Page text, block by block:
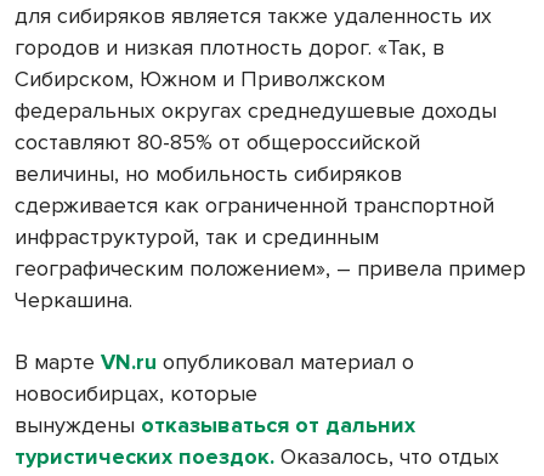
для сибиряков является также удаленность их
городов и низкая плотность дорог. «Так, в
Сибирском, Южном и Приволжском
федеральных округах среднедушевые доходы
составляют 80-85% от общероссийской
величины, но мобильность сибиряков
сдерживается как ограниченной транспортной
инфраструктурой, так и срединным
географическим положением», – привела пример
Черкашина.
В марте VN.ru опубликовал материал о
новосибирцах, которые
вынуждены отказываться от дальних
туристических поездок. Оказалось, что отдых